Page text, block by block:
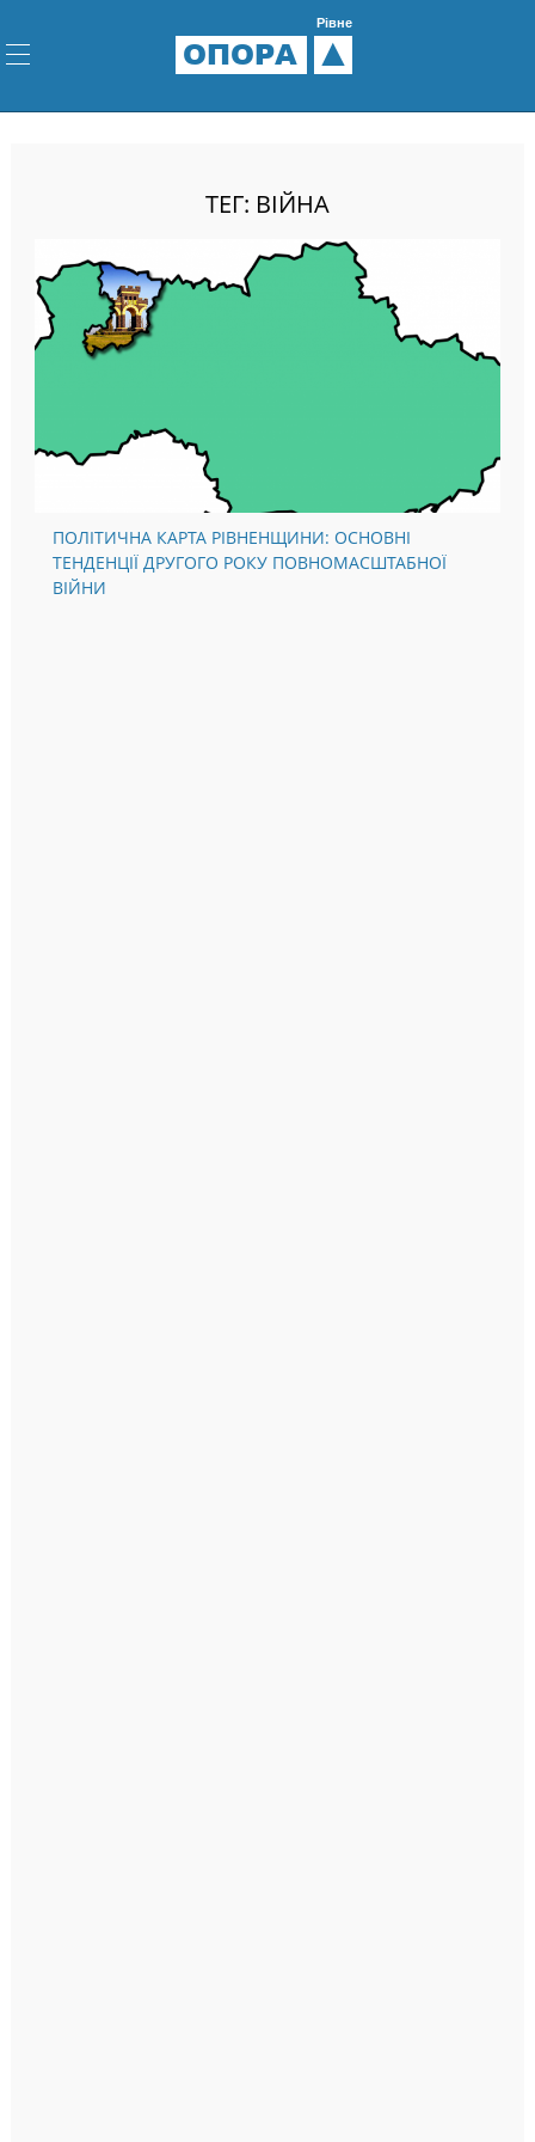
ОПОРА
Рівне
ТЕГ: ВІЙНА
ПОЛІТИЧНА КАРТА РІВНЕНЩИНИ: ОСНОВНІ
ТЕНДЕНЦІЇ ДРУГОГО РОКУ ПОВНОМАСШТАБНОЇ
ВІЙНИ